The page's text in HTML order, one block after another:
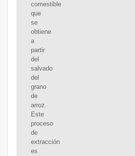
comestible
que
se
obtiene
a
partir
del
salvado
del
grano
de
arroz.
Este
proceso
de
extracción
es